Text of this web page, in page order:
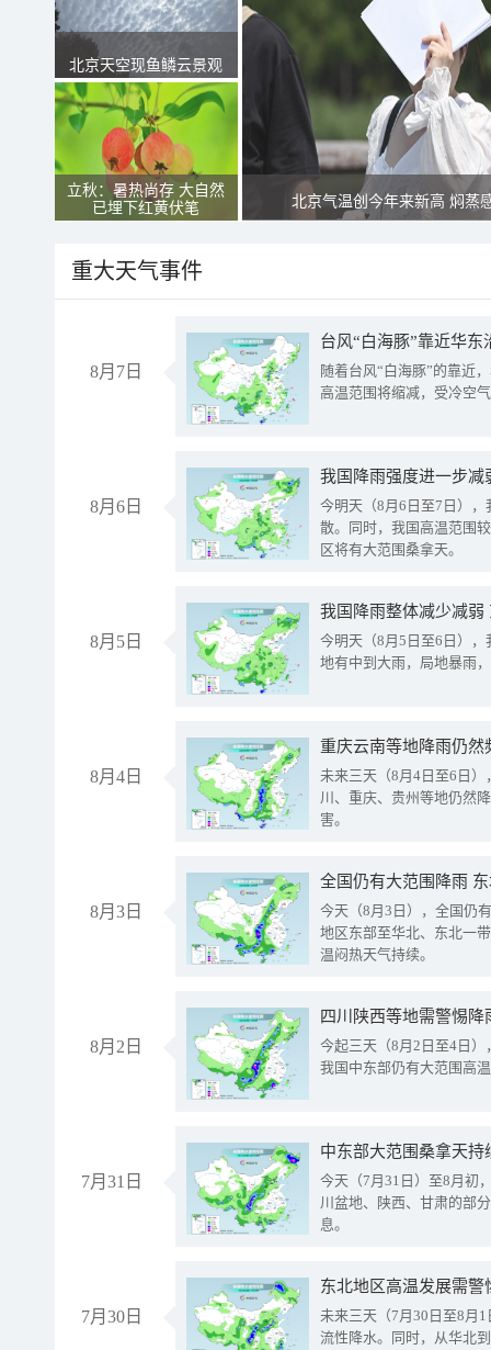
北京天空现鱼鳞云景观
立秋：暑热尚存 大自然
已埋下红黄伏笔
北京气温创今年来新高 焖蒸
重大天气事件
8月7日
台风“白海豚”靠近华
随着台风“白海豚”的靠近
高温范围将缩减，受冷空
8月6日
今明天（8月6日至7日）
散。同时，我国高温范围
区将有大范围桑拿天。
8月5日
我国降雨整体减少减弱
今明天（8月5日至6日）
地有中到大雨，局地暴雨
8月4日
重庆云南等地降雨仍然
未来三天（8月4日至6日
川、重庆、贵州等地仍然
害。
8月3日
全国仍有大范围降雨
今天（8月3日），全国仍
地区东部至华北、东北一
温闷热天气持续。
8月2日
今起三天（8月2日至4日
我国中东部仍有大范围高
7月31日
中东部大范围桑拿天
今天（7月31日）至8月初
川盆地、陕西、甘肃的部
息。
7月30日
东北地区高温发展需
未来三天（7月30日至8月
流性降水。同时，从华北